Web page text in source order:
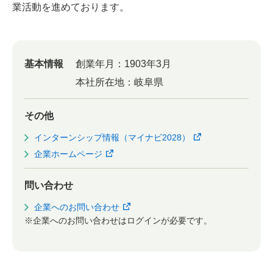
業活動を進めております。
基本情報 創業年月： 1903年3月
本社所在地： 岐阜県
その他
インターンシップ情報（マイナビ2028）
企業ホームページ
問い合わせ
企業へのお問い合わせ
※企業へのお問い合わせはログインが必要です。